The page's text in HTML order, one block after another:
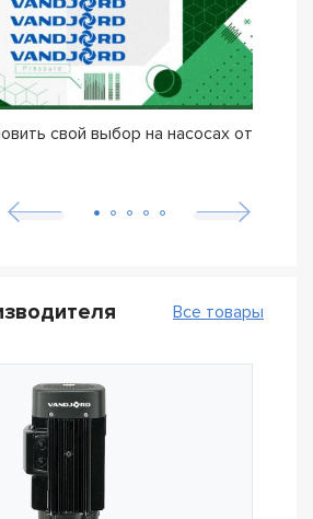
свой выбор на насосах от
Все товары